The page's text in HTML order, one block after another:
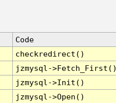
Code
checkredirect()
jzmysql-
jzmysql->Init()
jzmysql->Open()